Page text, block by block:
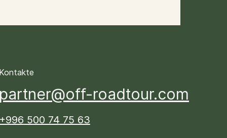
500 74 75 63
roadtour.com